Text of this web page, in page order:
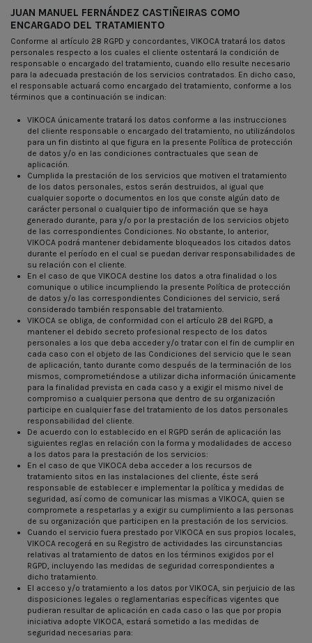
JUAN MANUEL FERNÁNDEZ CASTIÑEIRAS COMO
ENCARGADO DEL TRATAMIENTO
Conforme al artículo 28 RGPD y concordantes, VIKOCA tratará los datos
personales respecto a los cuales el cliente ostentará la condición de
responsable o encargado del tratamiento, cuando ello resulte necesario
para la adecuada prestación de los servicios contratados. En dicho caso,
el responsable actuará como encargado del tratamiento, conforme a los
términos que a continuación se indican:
VIKOCA únicamente tratará los datos conforme a las instrucciones
del cliente responsable o encargado del tratamiento, no utilizándolos
para un fin distinto al que figura en la presente Política de protección
de datos y/o en las condiciones contractuales que sean de
aplicación.
Cumplida la prestación de los servicios que motiven el tratamiento
de los datos personales, estos serán destruidos, al igual que
cualquier soporte o documentos en los que conste algún dato de
carácter personal o cualquier tipo de información que se haya
generado durante, para y/o por la prestación de los servicios objeto
de las correspondientes Condiciones. No obstante, lo anterior,
VIKOCA podrá mantener debidamente bloqueados los citados datos
durante el período en el cual se puedan derivar responsabilidades de
su relación con el cliente.
En el caso de que VIKOCA destine los datos a otra finalidad o los
comunique o utilice incumpliendo la presente Política de protección
de datos y/o las correspondientes Condiciones del servicio, será
considerado también responsable del tratamiento.
VIKOCA se obliga, de conformidad con el artículo 28 del RGPD, a
mantener el debido secreto profesional respecto de los datos
personales a los que deba acceder y/o tratar con el fin de cumplir en
cada caso con el objeto de las Condiciones del servicio que le sean
de aplicación, tanto durante como después de la terminación de los
mismos, comprometiéndose a utilizar dicha información únicamente
para la finalidad prevista en cada caso y a exigir el mismo nivel de
compromiso a cualquier persona que dentro de su organización
participe en cualquier fase del tratamiento de los datos personales
responsabilidad del cliente.
De acuerdo con lo establecido en el RGPD serán de aplicación las
siguientes reglas en relación con la forma y modalidades de acceso
a los datos para la prestación de los servicios:
En el caso de que VIKOCA deba acceder a los recursos de
tratamiento sitos en las instalaciones del cliente, éste será
responsable de establecer e implementar la política y medidas de
seguridad, así como de comunicar las mismas a VIKOCA, quien se
compromete a respetarlas y a exigir su cumplimiento a las personas
de su organización que participen en la prestación de los servicios.
Cuando el servicio fuera prestado por VIKOCA en sus propios locales,
VIKOCA recogerá en su Registro de actividades las circunstancias
relativas al tratamiento de datos en los términos exigidos por el
RGPD, incluyendo las medidas de seguridad correspondientes a
dicho tratamiento.
El acceso y/o tratamiento a los datos por VIKOCA, sin perjuicio de las
disposiciones legales o reglamentarias específicas vigentes que
pudieran resultar de aplicación en cada caso o las que por propia
iniciativa adopte VIKOCA, estará sometido a las medidas de
seguridad necesarias para: